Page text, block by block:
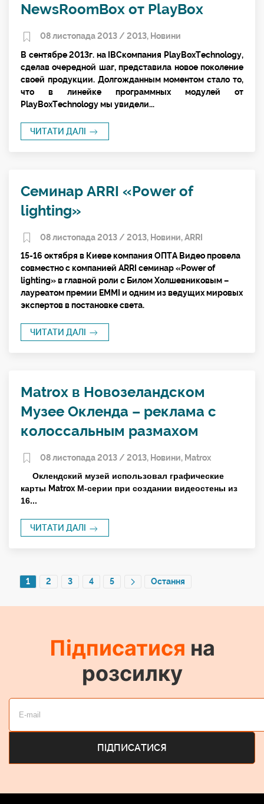
NewsRoomBox от PlayBox
08 листопада 2013 / 2013, Новини
В сентябре 2013г. на IBCкомпания PlayBoxTechnology,
сделав очередной шаг, представила новое поколение
своей продукции. Долгожданным моментом стало то,
что в линейке программных модулей от
PlayBoxTechnology мы увидели...
ЧИТАТИ ДАЛІ
Cеминар ARRI «Power of
lighting»
08 листопада 2013 / 2013, Новини,ARRI
15-16 октября в Киеве компания ОПТА Видео провела
совместно с компанией ARRI семинар «Power of
lighting» в главной роли с Билом Холшевниковым –
лауреатом премии EMMI и одним из ведущих мировых
экспертов в постановке света.
ЧИТАТИ ДАЛІ
Matrox в Новозеландском
Музее Окленда – реклама с
колоссальным размахом
08 листопада 2013 / 2013, Новини, Matrox
Оклендский музей использовал графические
карты MatroxМ-серии при создании видеостены из
16...
ЧИТАТИ ДАЛІ
1 2 3 4 5 Остання
Підписатися на
розсилку